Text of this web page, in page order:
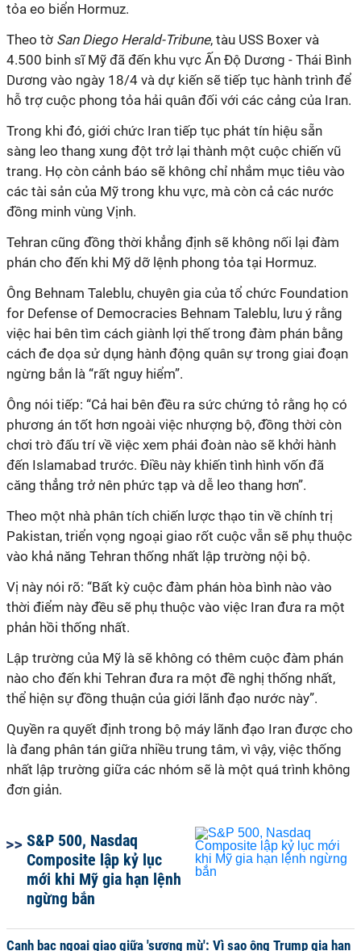
tỏa eo biển Hormuz.
Theo tờ San Diego Herald-Tribune, tàu USS Boxer và
4.500 binh sĩ Mỹ đã đến khu vực Ấn Độ Dương - Thái Bình
Dương vào ngày 18/4 và dự kiến sẽ tiếp tục hành trình để
hỗ trợ cuộc phong tỏa hải quân đối với các cảng của Iran.
Trong khi đó, giới chức Iran tiếp tục phát tín hiệu sẵn
sàng leo thang xung đột trở lại thành một cuộc chiến vũ
trang. Họ còn cảnh báo sẽ không chỉ nhắm mục tiêu vào
các tài sản của Mỹ trong khu vực, mà còn cả các nước
đồng minh vùng Vịnh.
Tehran cũng đồng thời khẳng định sẽ không nối lại đàm
phán cho đến khi Mỹ dỡ lệnh phong tỏa tại Hormuz.
Ông Behnam Taleblu, chuyên gia của tổ chức Foundation
for Defense of Democracies Behnam Taleblu, lưu ý rằng
việc hai bên tìm cách giành lợi thế trong đàm phán bằng
cách đe dọa sử dụng hành động quân sự trong giai đoạn
ngừng bắn là “rất nguy hiểm”.
Ông nói tiếp: “Cả hai bên đều ra sức chứng tỏ rằng họ có
phương án tốt hơn ngoài việc nhượng bộ, đồng thời còn
chơi trò đấu trí về việc xem phái đoàn nào sẽ khởi hành
đến Islamabad trước. Điều này khiến tình hình vốn đã
căng thẳng trở nên phức tạp và dễ leo thang hơn”.
Theo một nhà phân tích chiến lược thạo tin về chính trị
Pakistan, triển vọng ngoại giao rốt cuộc vẫn sẽ phụ thuộc
vào khả năng Tehran thống nhất lập trường nội bộ.
Vị này nói rõ: “Bất kỳ cuộc đàm phán hòa bình nào vào
thời điểm này đều sẽ phụ thuộc vào việc Iran đưa ra một
phản hồi thống nhất.
Lập trường của Mỹ là sẽ không có thêm cuộc đàm phán
nào cho đến khi Tehran đưa ra một đề nghị thống nhất,
thể hiện sự đồng thuận của giới lãnh đạo nước này”.
Quyền ra quyết định trong bộ máy lãnh đạo Iran được cho
là đang phân tán giữa nhiều trung tâm, vì vậy, việc thống
nhất lập trường giữa các nhóm sẽ là một quá trình không
đơn giản.
S&P 500, Nasdaq
Composite lập kỷ lục
mới khi Mỹ gia hạn lệnh
ngừng bắn
Canh bạc ngoại giao giữa 'sương mù': Vì sao ông Trump gia hạn